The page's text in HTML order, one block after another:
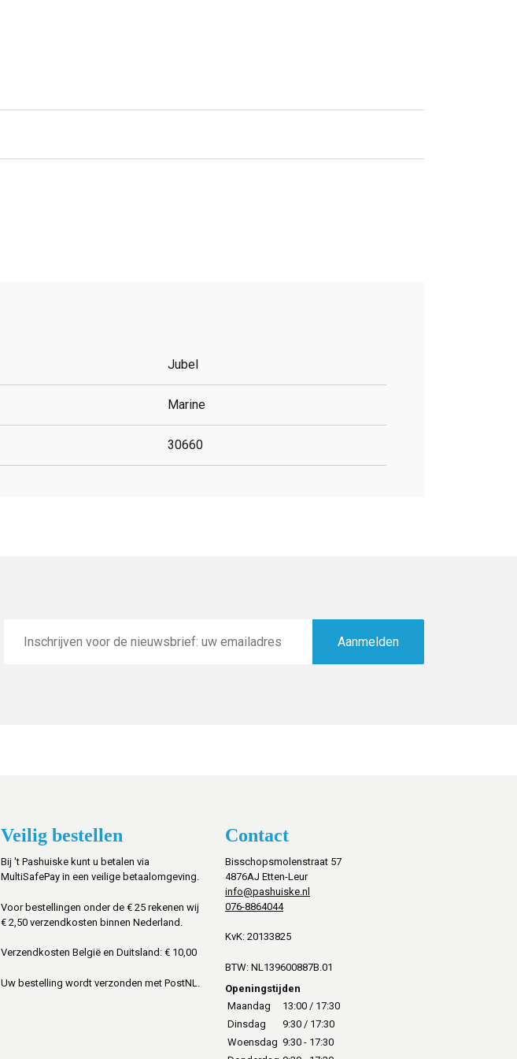
Jubel
Marine
30660
mailadres
Aanmelden
Veilig bestellen
Bij 't Pashuiske kunt u betalen via
MultiSafePay in een veilige betaalomgeving.
Voor bestellingen onder de € 25 rekenen wij
€ 2,50 verzendkosten binnen Nederland.
Verzendkosten België en Duitsland: € 10,00
Uw bestelling wordt verzonden met PostNL.
Contact
Bisschopsmolenstraat 57
4876AJ Etten-Leur
info@pashuiske.nl
076-8864044
KvK: 20133825
BTW: NL139600887B.01
Openingstijden
Maandag
13:00 / 17:30
Dinsdag
9:30 / 17:30
Woensdag 9:30 - 17:30